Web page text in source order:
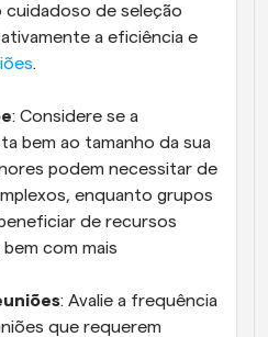
cuidadoso de seleção
a eficiência e
.
: Considere se a
bem ao tamanho da sua
podem necessitar de
enquanto grupos
de recursos
com mais
: Avalie a frequência
que requerem